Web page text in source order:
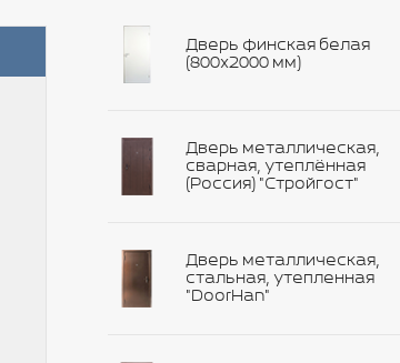
Дверь финская белая
(800х2000 мм)
Дверь металлическая,
сварная, утеплённая
(Россия) "Стройгост"
Дверь металлическая,
стальная, утепленная
"DoorHan"